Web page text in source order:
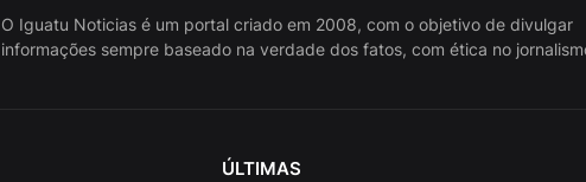
O Iguatu Noticias é um portal criado em 2008, com o objetivo de divulgar
informações sempre baseado na verdade dos fatos, com ética no
ÚLTIMAS